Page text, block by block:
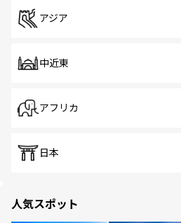
アジア
中近東
アフリカ
日本
人気スポット